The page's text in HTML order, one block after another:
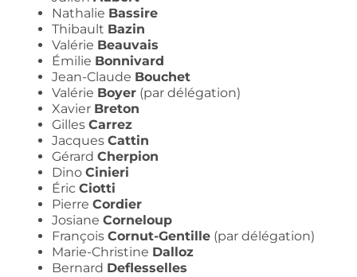
Nathalie Bassire
Thibault Bazin
Valérie Beauvais
Émilie Bonnivard
Jean-Claude Bouchet
Valérie Boyer (par délégation)
Xavier Breton
Gilles Carrez
Jacques Cattin
Gérard Cherpion
Dino Cinieri
Éric Ciotti
Pierre Cordier
Josiane Corneloup
François Cornut-Gentille (par délégation)
Marie-Christine Dalloz
Bernard Deflesselles